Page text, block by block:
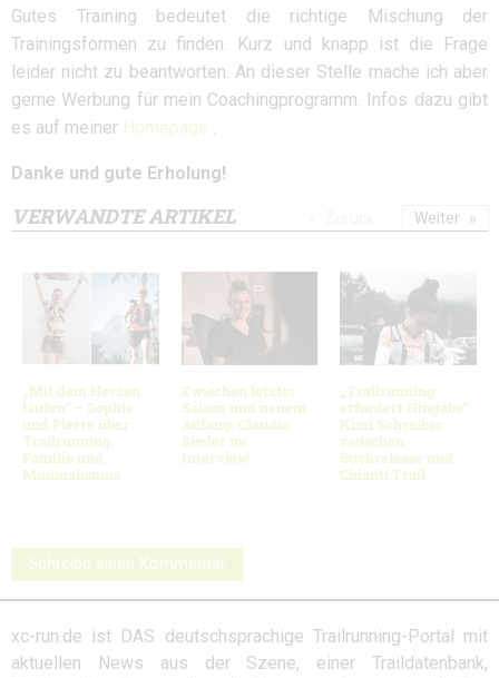
Gutes Training bedeutet die richtige Mischung der
Trainingsformen zu finden. Kurz und knapp ist die Frage
leider nicht zu beantworten. An dieser Stelle mache ich aber
gerne Werbung für mein Coachingprogramm. Infos dazu gibt
es auf meiner Homepage .
Danke und gute Erholung!
VERWANDTE ARTIKEL
„Mit dem Herzen
laufen“ – Sophie
und Pierre über
Trailrunning,
Familie und
Minimalismus
Zwischen letzter
Saison und neuem
Anfang: Claudia
Sieder im
Interview
„Trailrunning
erfordert Hingabe“:
Kimi Schreiber
zwischen
Buchrelease und
Chianti Trail
Weiter
Schreibe einen Kommentar
xc-run.de ist DAS deutschsprachige Trailrunning-Portal mit
aktuellen News aus der Szene, einer Traildatenbank,